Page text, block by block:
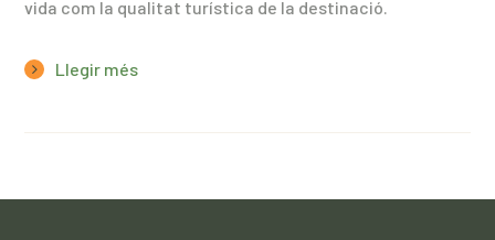
vida com la qualitat turística de la destinació.
Llegir més